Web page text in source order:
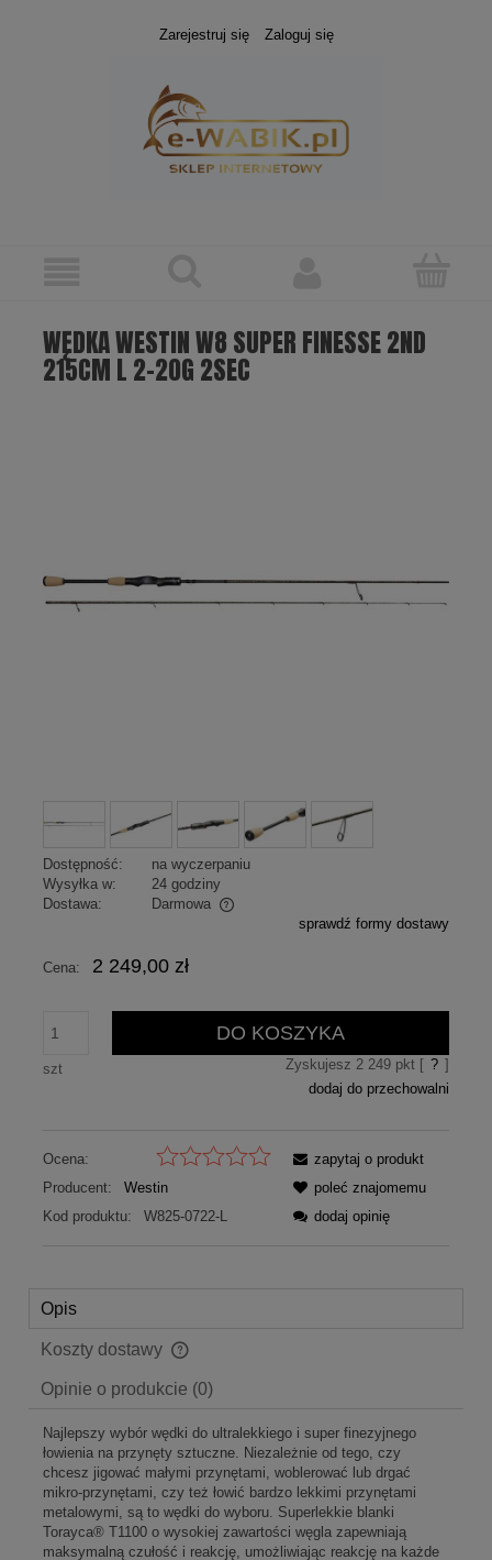
Zarejestruj się Zaloguj się
WĘDKA WESTIN W8 SUPER FINESSE 2ND
215CM L 2-20G 2SEC
Dostępność:
na wyczerpaniu
Wysyłka w:
24 godziny
Dostawa:
Darmowa
Cena nie zawiera ewentualnych kosztów płatności
sprawdź formy dostawy
Cena: 2 249,00 zł
szt
DO KOSZYKA
Zyskujesz 2 249pkt [ ? ]
dodaj do przechowalni
Ocena:
Producent:
Westin
Kod produktu:
W825-0722-L
zapytaj o produkt
poleć znajomemu
dodaj opinię
Opis
Koszty dostawy
Cena nie zawiera ewentualnych kosztów płatności
Opinie o produkcie (0)
Najlepszy wybór wędki do ultralekkiego i super finezyjnego
łowienia na przynęty sztuczne. Niezależnie od tego, czy
chcesz jigować małymi przynętami, woblerować lub drgać
mikro-przynętami, czy też łowić bardzo lekkimi przynętami
metalowymi, są to wędki do wyboru. Superlekkie blanki
Torayca® T1100 o wysokiej zawartości węgla zapewniają
maksymalną czułość i reakcję, umożliwiając reakcję na każde